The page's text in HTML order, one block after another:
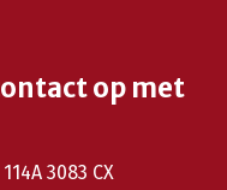
op met
3083 CX